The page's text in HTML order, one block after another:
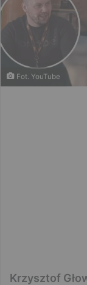
Fot. YouTube
Krzysztof